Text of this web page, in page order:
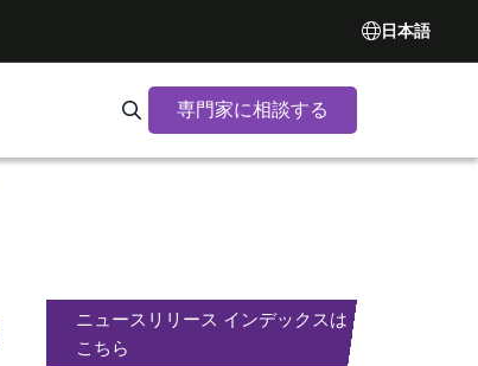
日本語
Search Synopsys.com
専門家に相談する
ニュースリリース インデックスは
こちら